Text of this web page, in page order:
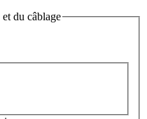
du câblage